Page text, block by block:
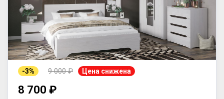
-3% 9 000 ₽ Цена снижена
8 700 ₽